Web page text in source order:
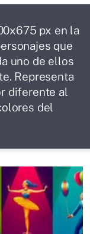
px en la
que
uno de ellos
Representa
diferente al
del